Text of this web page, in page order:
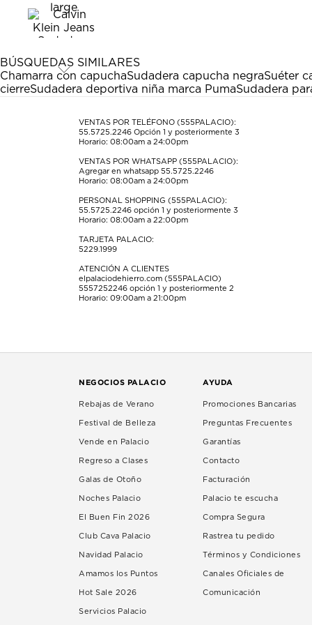
el
artículo
con
estrella
Esta
acción
abrirá
formulario
el
artículo
con
estrellas.
Esta
acción
abrirá
formulario
de
estrellas.
Esta
acción
abrirá
formulario
de
estrellas.
Esta
acción
abrirá
formulario
de
Esta
acción
abrirá
formulario
de
envío.
BÚSQUEDAS SIMILARES
Chamarra con capuchaSudadera capucha negraSuéter
cierreSudadera deportiva niña marca PumaSudadera
VENTAS POR TELÉFONO (555PALACIO):
55.5725.2246 Opción 1 y posteriormente 3
Horario: 08:00am a 24:00pm
VENTAS POR WHATSAPP (555PALACIO):
Agregar en whatsapp 55.5725.2246
Horario: 08:00am a 24:00pm
PERSONAL SHOPPING (555PALACIO):
55.5725.2246 opción 1 y posteriormente 3
Horario: 08:00am a 22:00pm
TARJETA PALACIO:
5229.1999
ATENCIÓN A CLIENTES
elpalaciodehierro.com (555PALACIO)
5557252246 opción 1 y posteriormente 2
Horario: 09:00am a 21:00pm
NEGOCIOS PALACIO
Rebajas de Verano
Festival de Belleza
Vende en Palacio
Regreso a Clases
Galas de Otoño
Noches Palacio
El Buen Fin 2026
Club Cava Palacio
Navidad Palacio
Amamos los Puntos
Hot Sale 2026
Servicios Palacio
AYUDA
Promociones Bancarias
Preguntas Frecuentes
Garantías
Contacto
Facturación
Palacio te escucha
Compra Segura
Rastrea tu pedido
Términos y Condiciones
Canales Oficiales de
Comunicación